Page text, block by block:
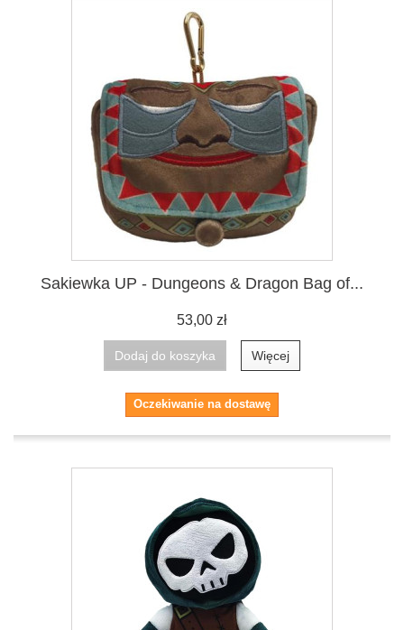
Sakiewka UP - Dungeons & Dragon Bag of...
53,00 zł
Dodaj do koszyka Więcej
Oczekiwanie na dostawę